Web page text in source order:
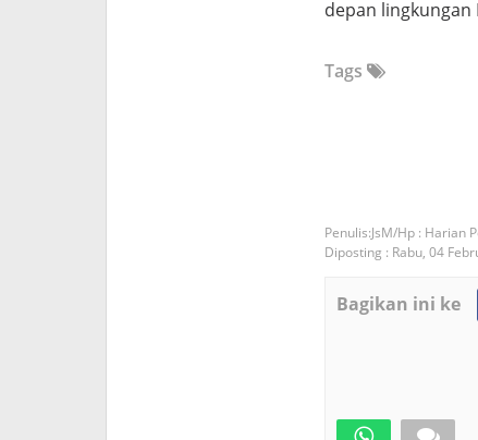
depan lingkungan
Tags
JsM/Hp : Harian
Diposting : Rabu, 04
Bagikan ini ke